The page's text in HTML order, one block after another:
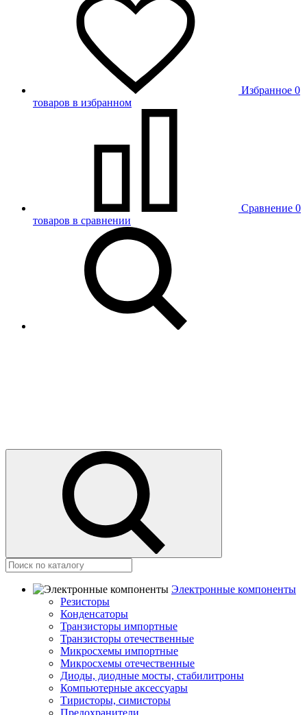
Избранное 0
товаров в избранном
Сравнение 0
товаров в сравнении
Электронные компоненты
Резисторы
Конденсаторы
Транзисторы импортные
Транзисторы отечественные
Микросхемы импортные
Микросхемы отечественные
Диоды, диодные мосты, стабилитроны
Компьютерные аксессуары
Тиристоры, симисторы
Предохранители